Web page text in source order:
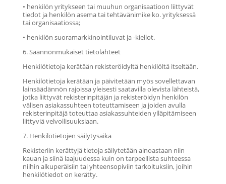
• henkilön yritykseen tai muuhun organisaatioon liittyvät
tiedot ja henkilön asema tai tehtävänimike ko. yrityksessä
tai organisaatiossa;
• henkilön suoramarkkinointiluvat ja -kiellot.
6. Säännönmukaiset tietolähteet
Henkilötietoja kerätään rekisteröidyltä henkilöltä itseltään.
Henkilötietoja kerätään ja päivitetään myös sovellettavan
lainsäädännön rajoissa yleisesti saatavilla olevista lähteistä,
jotka liittyvät rekisterinpitäjän ja rekisteröidyn henkilön
välisen asiakassuhteen toteuttamiseen ja joiden avulla
rekisterinpitäjä toteuttaa asiakassuhteiden ylläpitämiseen
liittyviä velvollisuuksiaan.
7. Henkilötietojen säilytysaika
Rekisteriin kerättyjä tietoja säilytetään ainoastaan niin
kauan ja siinä laajuudessa kuin on tarpeellista suhteessa
niihin alkuperäisiin tai yhteensopiviin tarkoituksiin, joihin
henkilötiedot on kerätty.